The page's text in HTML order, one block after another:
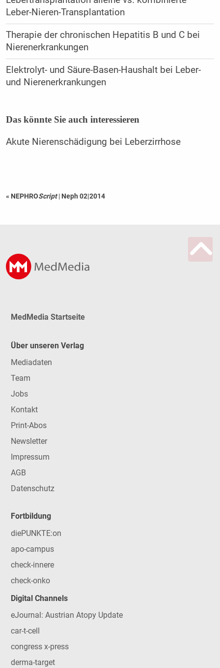
Leber-Nieren-Transplantation
Therapie der chronischen Hepatitis B und C bei
Nierenerkrankungen
Elektrolyt- und Säure-Basen-Haushalt bei Leber-
und Nierenerkrankungen
Das könnte Sie auch interessieren
Akute Nierenschädigung bei Leberzirrhose
« NEPHROScript | Neph 02|2014
MedMedia Startseite
Über unseren Verlag
Mediadaten
Team
Jobs
Kontakt
Print-Abos
Newsletter
Impressum
AGB
Datenschutz
Fortbildung
diePUNKTE:on
apo-campus
check-innere
check-onko
Digital Channels
eJournal: Austrian Atopy Update
car-t-cell
congress x-press
derma-target